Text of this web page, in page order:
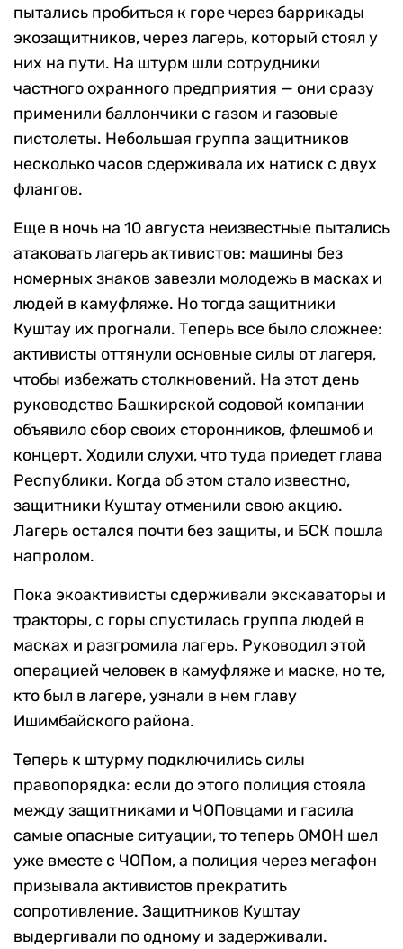
пытались пробиться к горе через баррикады
экозащитников, через лагерь, который стоял у
них на пути. На штурм шли сотрудники
частного охранного предприятия — они сразу
применили баллончики с газом и газовые
пистолеты. Небольшая группа защитников
несколько часов сдерживала их натиск с двух
флангов.
Еще в ночь на 10 августа неизвестные пытались
атаковать лагерь активистов: машины без
номерных знаков завезли молодежь в масках и
людей в камуфляже. Но тогда защитники
Куштау их прогнали. Теперь все было сложнее:
активисты оттянули основные силы от лагеря,
чтобы избежать столкновений. На этот день
руководство Башкирской содовой компании
объявило сбор своих сторонников, флешмоб и
концерт. Ходили слухи, что туда приедет глава
Республики. Когда об этом стало известно,
защитники Куштау отменили свою акцию.
Лагерь остался почти без защиты, и БСК пошла
напролом.
Пока экоактивисты сдерживали экскаваторы и
тракторы, с горы спустилась группа людей в
масках и разгромила лагерь. Руководил этой
операцией человек в камуфляже и маске, но те,
кто был в лагере, узнали в нем главу
Ишимбайского района.
Теперь к штурму подключились силы
правопорядка: если до этого полиция стояла
между защитниками и ЧОПовцами и гасила
самые опасные ситуации, то теперь ОМОН шел
уже вместе с ЧОПом, а полиция через мегафон
призывала активистов прекратить
сопротивление. Защитников Куштау
выдергивали по одному и задерживали.